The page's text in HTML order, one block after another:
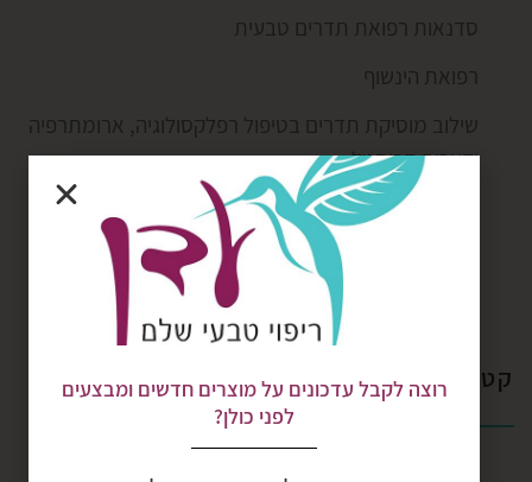
סדנאות רפואת תדרים טבעית
רפואת הינשוף
שילוב מוסיקת תדרים בטיפול רפלקסולוגיה, ארומתרפיה
וקערות קריסטל
תודעה בוראת מציאות
רפלקסולוגיה בשילוב ארומתרפיה
קטגוריותרוצה לקבל עדכונים על מוצרים חדשים ומבצעים
לפני כולן?